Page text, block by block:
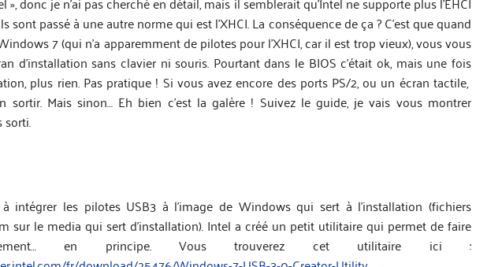
sont passé à une autre norme qui est l’XHCI. La conséquence de ça ? C’est que quand
7 (qui n’a apparemment de pilotes pour l’XHCI, car il est trop vieux), vous vous
d’installation sans clavier ni souris. Pourtant dans le BIOS c’était ok, mais une fois
plus rien. Pas pratique ! Si vous avez encore des ports PS/2, ou un écran tactile,
sortir. Mais sinon… Eh bien c’est la galère ! Suivez le guide, je vais vous montrer
sorti.
intégrer les pilotes USB3 à l’image de Windows qui sert à l’installation (fichiers
sur le media qui sert d’installation). Intel a créé un petit utilitaire qui permet de faire
en principe. Vous trouverez cet utilitaire ici :